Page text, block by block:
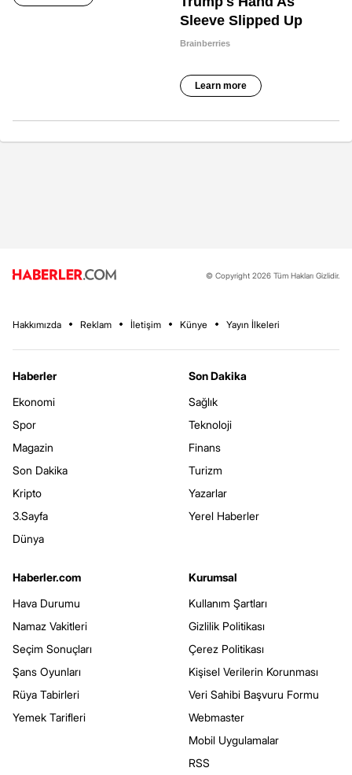
© Copyright 2026 Tüm Hakları Gizlidir.
Hakkımızda Reklam İletişim Künye Yayın İlkeleri
Haberler
Ekonomi
Spor
Magazin
Son Dakika
Kripto
3.Sayfa
Dünya
Son Dakika
Sağlık
Teknoloji
Finans
Turizm
Yazarlar
Yerel Haberler
Haberler.com
Hava Durumu
Namaz Vakitleri
Seçim Sonuçları
Şans Oyunları
Rüya Tabirleri
Yemek Tarifleri
Kurumsal
Kullanım Şartları
Gizlilik Politikası
Çerez Politikası
Kişisel Verilerin Korunması
Veri Sahibi Başvuru Formu
Webmaster
Mobil Uygulamalar
RSS